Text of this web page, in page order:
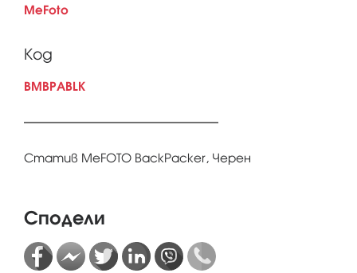
MeFoto
Код
BMBPABLK
Статив MeFOTO BackPacker, Черен
Сподели